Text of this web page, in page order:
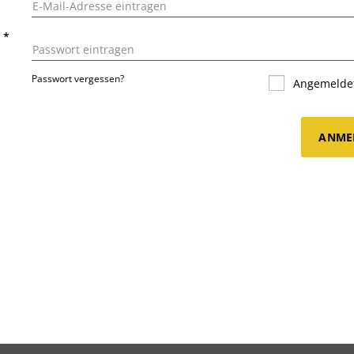
*
Passwort vergessen?